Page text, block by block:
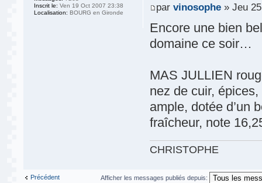
parvinosophe » Jeu
Encore une bien
domaine ce soir…
MAS JULLIEN
nez de cuir,
ample, dotée d’un
fraîcheur, note
CHRISTOPHE
Inscrit le: Ven 19 Oct 2007 23:38
Localisation: BOURG en Gironde
Précédent Afficher les messages publiés depuis: